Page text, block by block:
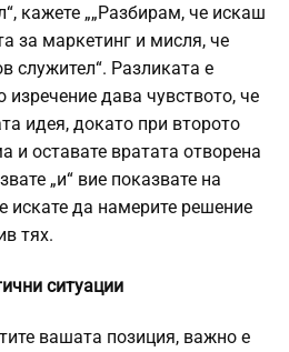
кажете „„Разбирам, че искаш
за маркетинг и мисля, че
служител“. Разликата е
дава чувството, че
идея, докато при второто
и оставате вратата отворена
„и“ вие показвате на
искате да намерите решение
тях.
ситуации
вашата позиция, важно е